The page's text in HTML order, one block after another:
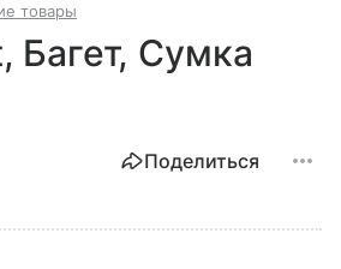
товары
Багет, Сумка
Поделиться